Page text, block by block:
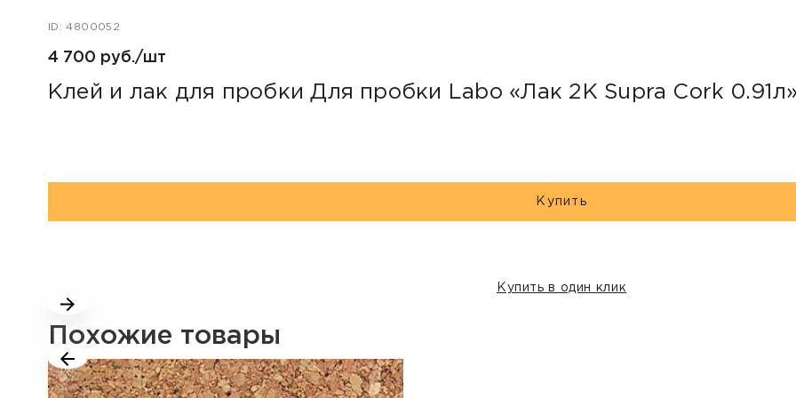
ID: 4800052
4 700 руб./шт
Клей и лак для пробки Для пробки Labo «Лак 2K Supra Cork
Купить
Купить в один клик
Похожие товары